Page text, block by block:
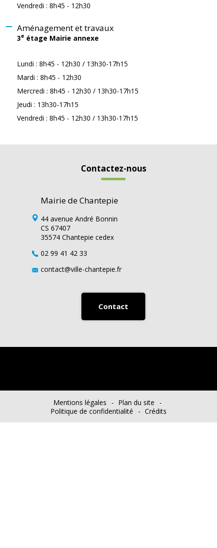
Vendredi : 8h45 - 12h30
Aménagement et travaux
3e étage Mairie annexe
Lundi : 8h45 - 12h30 / 13h30-17h15
Mardi : 8h45 - 12h30
Mercredi : 8h45 - 12h30 / 13h30-17h15
Jeudi : 13h30-17h15
Vendredi : 8h45 - 12h30 / 13h30-17h15
Contactez-nous
Mairie de Chantepie
44 avenue André Bonnin
CS 67407
35574 Chantepie cedex
02 99 41 42 33
contact@ville-chantepie.fr
Contact
Mentions légales
Plan du site
Politique de confidentialité
Crédits